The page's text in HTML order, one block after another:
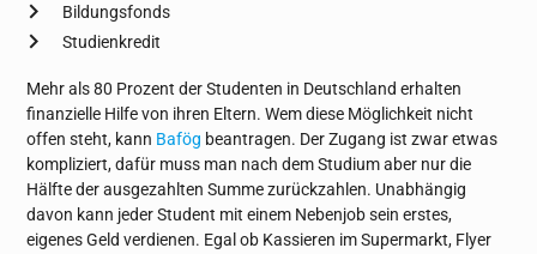
Bildungsfonds
Studienkredit
Mehr als 80 Prozent der Studenten in Deutschland erhalten
finanzielle Hilfe von ihren Eltern. Wem diese Möglichkeit nicht
offen steht, kann Bafög beantragen. Der Zugang ist zwar etwas
kompliziert, dafür muss man nach dem Studium aber nur die
Hälfte der ausgezahlten Summe zurückzahlen. Unabhängig
davon kann jeder Student mit einem Nebenjob sein erstes,
eigenes Geld verdienen. Egal ob Kassieren im Supermarkt, Flyer